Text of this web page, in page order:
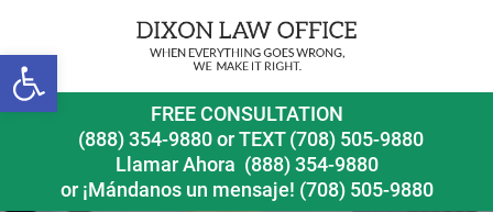
Open toolbar
FREE CONSULTATION
(888) 354-9880orTEXT (708) 505-9880
Llamar Ahora (888) 354-9880
or ¡Mándanos un mensaje! (708) 505-9880